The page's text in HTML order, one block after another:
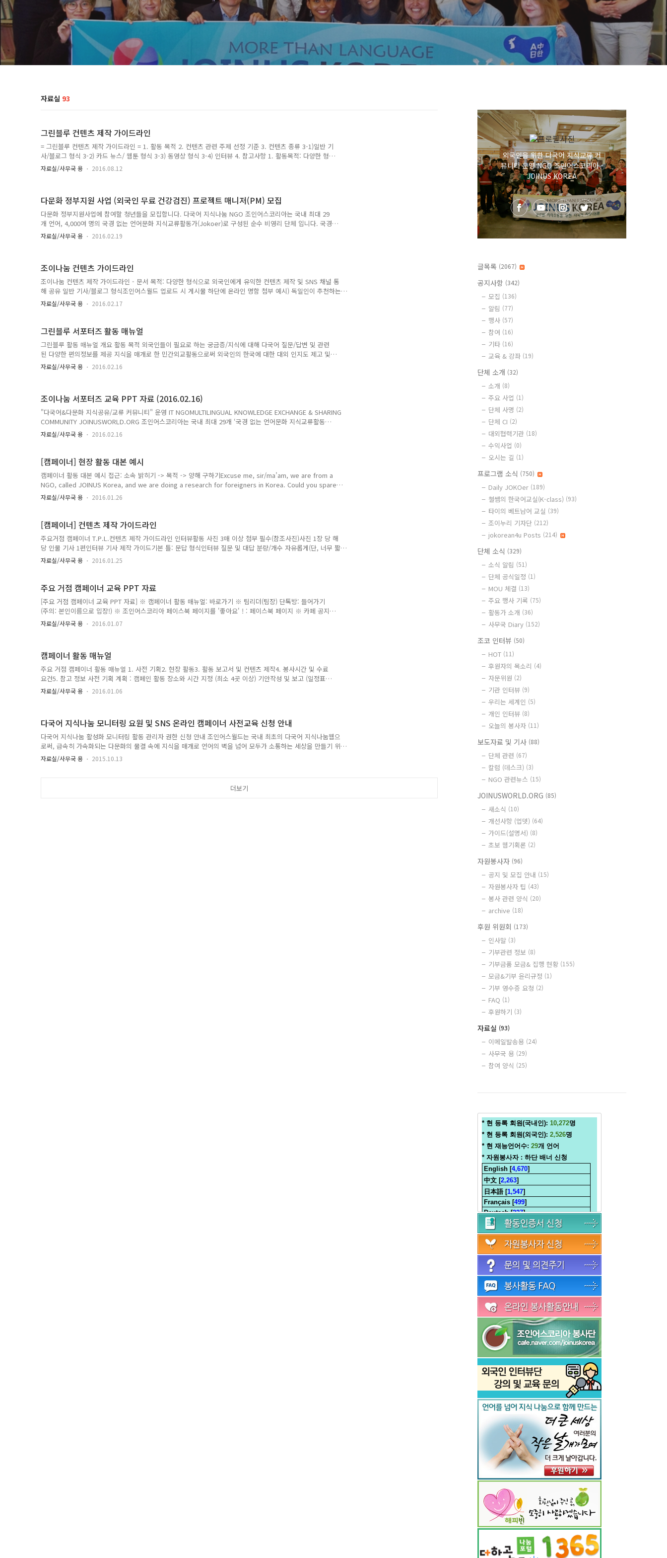
자료실 93
그린블루 컨텐츠 제작 가이드라인
= 그린블루 컨텐츠 제작 가이드라인 = 1. 활동 목적 2. 컨텐츠 관련 주제 선정 기준 3. 컨텐츠 종류 3-1)일반 기
사/블로그 형식 3-2) 카드 뉴스/ 웹툰 형식 3-3) 동영상 형식 3-4) 인터뷰 4. 참고사항 1. 활동목적: 다양한 형식
으로 외국인에게 유익한 컨텐츠 제작 및 SNS 채널을 통해 공유/확산함으로써 지식을 매개로한 민간외교활동
및 다국어 지식공유 플랫폼 활성화 2. 컨텐츠 관련 주제 선정 기준 1. 되도록 참신한 테마 및 주제 선택(뻔한
참신한 주제 예시..
자료실/사무국 용 2016.08.12
다문화 정부지원 사업 (외국인 무료 건강검진) 프로젝트 매니저(PM) 모집
다문화 정부지원사업에 참여할 청년들을 모집합니다. 다국어 지식나눔 NGO 조인어스코리아는 국내 최대 29
개 언어, 4,000여 명의 국경 없는 언어문화 지식교류활동가(Jokoer)로 구성된 순수 비영리 단체 입니다. 국경
과 언어의 장벽을 뛰어넘은 자유로운 지식의 교류 널리 세계인을 이롭게 하는 것이 조인어스코리아의 사명입
니다. 대한민국은 다문화 시대로 급속히 접어들고 있습니다. 현재 국내에는 수많은 외국인들이 거주하고 있는
인어스코리아는 다문화 사업의 일환으로 이런 문제를 해결하고자 서울 주요 건..
자료실/사무국 용 2016.02.19
조이나눔 컨텐츠 가이드라인
조이나눔 컨텐츠 제작 가이드라인 - 문서 목적: 다양한 형식으로 외국인에게 유익한 컨텐츠 제작 및 SNS 채널 통
해 공유 일반 기사/블로그 형식조인어스월드 업로드 시 게시물 하단에 온라인 명함 첨부 예시) 독일인이 추천하는
독일 소세지 TOP 7> 영삼성 글로벌리포터(출처) - 본문 (아래 순서대로 작성) - 헤드라인 (18pt): 20자 내외 (가운
데 정렬) - 부제목 (16pt / 선택) : 중간 제목으로 사용할 핵심문장 (가운데 정렬) - 기사 본문: (14pt) (양쪽 정렬)
기사 이미지 설명: 해당 이미지 위나 아래에 ▲ / ▼ 을 말머리로 하고 적습니다. (설명 색상/크..
자료실/사무국 용 2016.02.17
그린블루 서포터즈 활동 매뉴얼
그린블루 활동 매뉴얼 개요 활동 목적 외국인들이 필요로 하는 궁금증/지식에 대해 다국어 질문/답변 및 관련
된 다양한 편의정보를 제공 지식을 매개로 한 민간외교활동으로써 외국인의 한국에 대한 대외 인지도 제고 및
적응력 향상 활동 내용 온라인 지식나눔 활동: 한국에 대한 외국인들의 목소리(사연, 장단점, 궁금한 점, 애로
사항 등등)를 조인어스월드에 담아 외부에 답변을 촉진 팀별 테마 지식 컨텐츠 제작 월간 사무국 전체 회의 진
기준), 조인어스월드 Q&A 메뉴에 게시 질문 공유: ..
자료실/사무국 용 2016.02.16
조이나눔 서포터즈 교육 PPT 자료 (2016.02.16)
"다국어&다문화 지식공유/교류 커뮤니티" 운영 IT NGOMULTILINGUAL KNOWLEDGE EXCHANGE & SHARING
COMMUNITY JOINUSWORLD.ORG 조인어스코리아는 국내 최대 29개 ‘국경 없는 언어문화 지식교류활동
가’(JOKOER)를 회원으로 하는 NGO로써, 지식을 통해 세계인과 교류하는 다국어&다문화 지식허브 커뮤니티를
운영하는 순수 비영리 민간외교 단체 입니다.
자료실/사무국 용 2016.02.16
[캠페이너] 현장 활동 대본 예시
캠페이너 활동 대본 예시 접근: 소속 밝히기 -> 목적 -> 양해 구하기Excuse me, sir/ma’am, we are from a
NGO, called JOINUS Korea, and we are doing a research for foreigners in Korea. Could you spare
us a moment for a brief interview?예상 시간최대한 대상자가 부담을 가지지 않도록 함It won’t take long;
it would less than a minute.목적 소개외국인들의 생생하고 솔직한 의견을 듣기 위함교과서적인 질문이 아니
actually..
자료실/사무국 용 2016.01.26
[캠페이너] 컨텐츠 제작 가이드라인
주요거점 캠페이너 T.P.L.컨텐츠 제작 가이드라인 인터뷰활동 사진 3매 이상 첨부 필수(참조사진)사진 1장 당 해
당 인물 기사 1편인터뷰 기사 제작 가이드기본 틀: 문답 형식인터뷰 질문 및 대답 분량/개수 자유롭게(단, 너무 짧
거나 불필요한 부분 편집)기사 마지막에 조인어스월드 서명 넣기조인어스 월드 커뮤니티 업로드용 서명 : (서명 입
력하는 방법)페이스북 업로드용 서명 : Multilingual Knowledge Exchange & Sharing Community
굴/신분 노출 등 프라이버시 보호 요청 시 충실히 이행사진 구성은 자유활동적인 분위기의 사진 권장인터뷰 대상
자 독사진 가능예시..
자료실/사무국 용 2016.01.25
주요 거점 캠페이너 교육 PPT 자료
[주요 거점 캠페이너 교육 PPT 자료] ※ 캠페이너 활동 매뉴얼: 바로가기 ※ 팀리더(팀장) 단톡방: 들어가기
(주의: 본인이름으로 입장!) ※ 조인어스코리아 페이스북 페이지를 '좋아요' ! : 페이스북 페이지 ※ 카페 공지
게시판: 바로가기 (활동계획 및 보고서 게시) ※ 문의 : joinus@joinuskorea.org "다국어&다문화 지식공유/
교류 커뮤니티" 운영 IT NGOMULTILINGUAL KNOWLEDGE EXCHANGE & SHARING COMMUNITY
수 비영리 민간외..
자료실/사무국 용 2016.01.07
캠페이너 활동 매뉴얼
주요 거점 캠페이너 활동 매뉴얼 1. 사전 기획2. 현장 활동3. 활동 보고서 및 컨텐츠 제작4. 봉사시간 및 수료
요건5. 참고 정보 사전 기획 계획 : 캠페인 활동 장소와 시간 지정 (최소 4곳 이상) 기안작성 및 보고 (일정표
참고)사전 교육 시: 팀구성, 컨텐츠 계획, 활동일정 활동 계획서: 사전 교육날 제출한 내용을 다듬어 카페 제출
최종 컨텐츠 계획 보고: 구체적인 내용이 포함된 컨텐츠는 카페 제출 (피켓 등)영상 촬영/피켓 등 현장에서 진
소와 시간 정하기. (최소 4곳이..
자료실/사무국 용 2016.01.06
다국어 지식나눔 모니터링 요원 및 SNS 온라인 캠페이너 사전교육 신청 안내
다국어 지식나눔 활성화 모니터링 활동 관리자 권한 신청 안내 조인어스월드는 국내 최초의 다국어 지식나눔웹으
로써, 급속히 가속화되는 다문화의 물결 속에 지식을 매개로 언어의 벽을 넘어 모두가 소통하는 세상을 만들기 위
하여 태어났습니다. 하지만 아직은 태어난 지 얼마 되지 않는 어린 아이와 같은 성장 단계로써, 많은 이들의 참여
와 관심이 필요한 단계입니다. 다국어 지식나눔 모니터링 요원과 SNS 온라인 캠페이너는 외국인들과 잠재 언어
사무국과 협의하여 확정함 (전체 인원수에 따름). - 장소: 서울시 양천 해누리타운 (양천구청 별관) 8층: 오는길 -
자료실/사무국 용 2015.10.13
더보기
외국인을 위한 다국어 지식교류 커
뮤니티 운영 NGO 조인어스코리아 -
JOINUS KOREA
글목록 (2067)
공지사항 (342)
모집 (136)
알림 (77)
행사 (57)
참여 (16)
기타 (16)
교육 & 강좌 (19)
단체 소개 (32)
소개 (8)
주요 사업 (1)
단체 사명 (2)
단체 CI (2)
대외협력기관 (18)
수익사업 (0)
오시는 길 (1)
프로그램 소식 (750)
Daily JOKOer (189)
챌쌤의 한국어교실(K-class) (93)
타이의 베트남어 교실 (39)
조이누리 기자단 (212)
jokorean4u Posts (214)
단체 소식 (329)
소식 알림 (51)
단체 공식일정 (1)
MOU 체결 (13)
주요 행사 기록 (75)
활동가 소개 (36)
사무국 Diary (152)
조코 인터뷰 (50)
HOT (11)
후원자의 목소리 (4)
자문위원 (2)
기관 인터뷰 (9)
우리는 세계인 (5)
개인 인터뷰 (8)
오늘의 봉사자 (11)
보도자료 및 기사 (88)
단체 관련 (67)
칼럼 (데스크) (3)
NGO 관련뉴스 (15)
JOINUSWORLD.ORG (85)
새소식 (10)
개선사항 (업뎃) (64)
가이드(설명서) (8)
초보 웹기획론 (2)
자원봉사자 (96)
공지 및 모집 안내 (15)
자원봉사자 팁 (43)
봉사 관련 양식 (20)
archive (18)
후원 위원회 (173)
인사말 (3)
기부관련 정보 (8)
기부금품 모금& 집행 현황 (155)
모금&기부 윤리규정 (1)
기부 영수증 요청 (2)
FAQ (1)
후원하기 (3)
자료실 (93)
이메일발송용 (24)
사무국 용 (29)
참여 양식 (25)